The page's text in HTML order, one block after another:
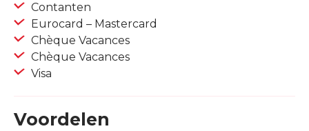
Contanten
Eurocard – Mastercard
Chèque Vacances
Chèque Vacances
Visa
Voordelen